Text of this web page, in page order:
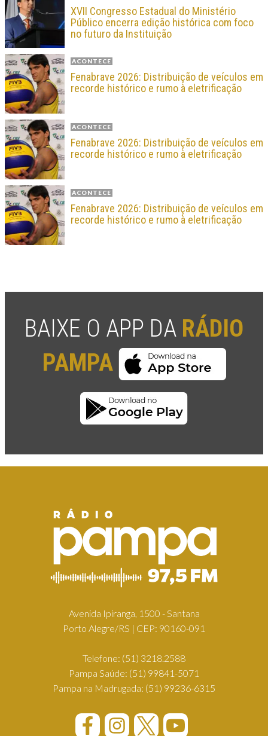
XVII Congresso Estadual do Ministério
Público encerra edição histórica com foco
no futuro da Instituição
ACONTECE
Fenabrave 2026: Distribuição de veículos em
recorde histórico e rumo à eletrificação
ACONTECE
Fenabrave 2026: Distribuição de veículos em
recorde histórico e rumo à eletrificação
ACONTECE
Fenabrave 2026: Distribuição de veículos em
recorde histórico e rumo à eletrificação
BAIXE O APP DA RÁDIO
PAMPA
Avenida Ipiranga, 1500 - Santana
Porto Alegre/RS | CEP: 90160-091
Telefone: (51) 3218.2588
Pampa Saúde: (51) 99841-5071
Pampa na Madrugada: (51) 99236-6315